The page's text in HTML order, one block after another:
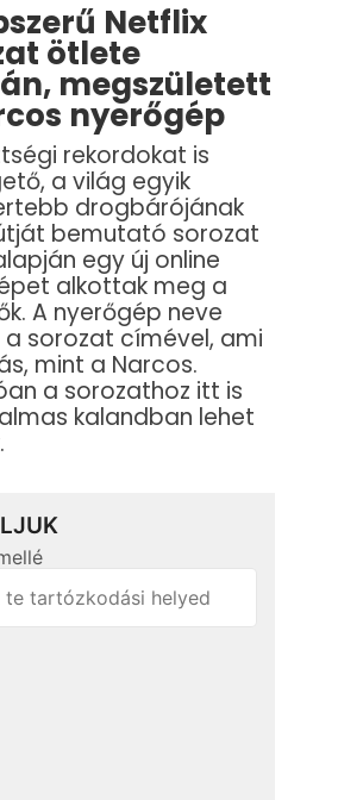
Netflix
ötlete
megszületett
nyerőgép
rekordokat is
a világ egyik
drogbárójának
bemutató sorozat
egy új online
alkottak meg a
A nyerőgép neve
a sorozat címével, ami
mint a Narcos.
a sorozathoz itt is
kalandban lehet